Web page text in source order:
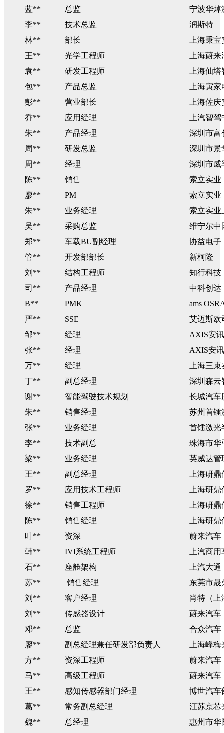
蓝**
总监
宁波华焯
李**
技术总监
润斯特
林**
部长
上海秉
王**
光学工程师
上海蔚
袁**
研发工程师
上海仙
包**
产品总监
上海寅
彭**
营业部长
上海佐
乔**
应用经理
上汽智
朱**
产品经理
深圳市富
周**
研发总监
深圳市景
周**
经理
深圳市威
陈**
销售
索立实业
廖**
PM
索立实业
朱**
业务经理
索立实业
吴**
采购总监
维宁尔中
郑**
车载BU副经理
协益电子
管**
开发部部长
新柯隆
刘**
结构工程师
知行科技
司**
产品经理
中科创达
B**
PMK
ams
严**
SSE
艾迈斯欧
邹**
经理
AXIS安
张**
经理
AXIS安
万**
经理
上海三
丁**
副总经理
深圳森云
谢**
智能驾驶技术规划
长城汽车
朱**
销售经理
苏州首镭
张**
业务经理
首镭激光
李**
技术副总
珠海市华
梁**
业务经理
英威达管
王**
副总经理
上海研
罗**
应用技术工程师
上海研
徐**
销售工程师
上海研
陈**
销售经理
上海研
叶**
资深
蔚来汽车
韩**
IVI系统工程师
上汽商
石**
座舱架构
上汽大通
苏**
销售经理
东莞市晟
刘**
客户经理
肖特（上
刘**
传感器设计
蔚来汽车
邓**
总监
合众汽车
廖**
副总经理兼任研发部负责人
上海峰
方**
资深工程师
蔚来汽车
马**
高级工程师
蔚来汽车
王**
感知传感器部门经理
博世汽车
葛**
常务副总经理
江苏京芯
魏**
总经理
惠州市华